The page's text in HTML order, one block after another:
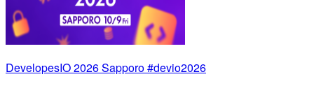
DevelopesIO 2026 Sapporo #devio2026